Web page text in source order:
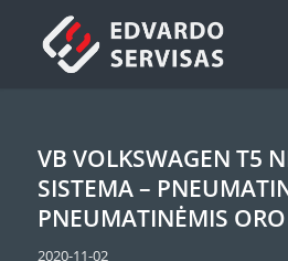
VB VOLKSWAGEN T5
SISTEMA –
PNEUMATINĖMIS
2020-11-02